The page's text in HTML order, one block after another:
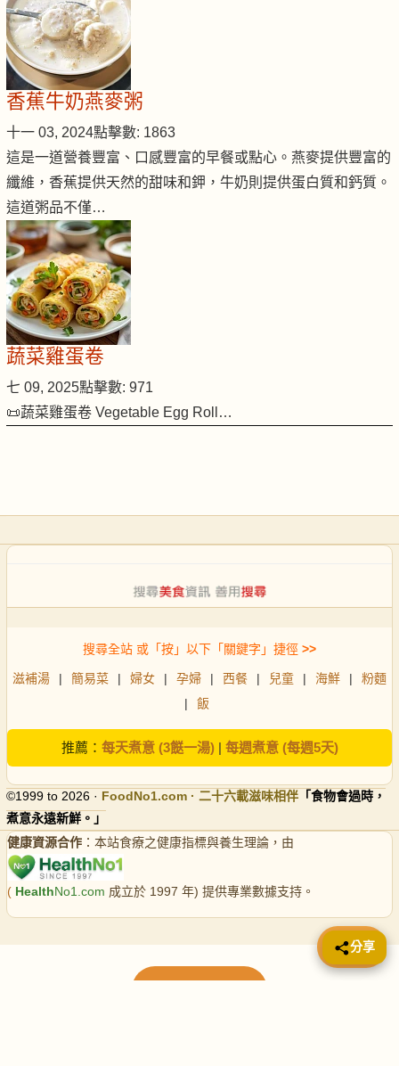
香蕉牛奶燕麥粥
十一 03, 2024點擊數: 1863
這是一道營養豐富、口感豐富的早餐或點心。燕麥提供豐富的
纖維，香蕉提供天然的甜味和鉀，牛奶則提供蛋白質和鈣質。
這道粥品不僅…
蔬菜雞蛋卷
七 09, 2025點擊數: 971
📜蔬菜雞蛋卷 Vegetable Egg Roll…
搜尋全站 或「按」以下「關鍵字」捷徑 >>
滋補湯 | 簡易菜 | 婦女 | 孕婦 | 西餐 | 兒童 | 海鮮 |
粉麵
|
飯
推薦： 每天煮意 (3餸一湯)| 每週煮意 (每週5天)
©1999 to 2026 · FoodNo1.com · 二十六載滋味相伴 「食物會過時，
煮意永遠新鮮。」
健康資源合作 ：本站食療之健康指標與養生理論，由
( HealthNo1.com 成立於 1997 年) 提供專業數據支持。
📤 分享
分享